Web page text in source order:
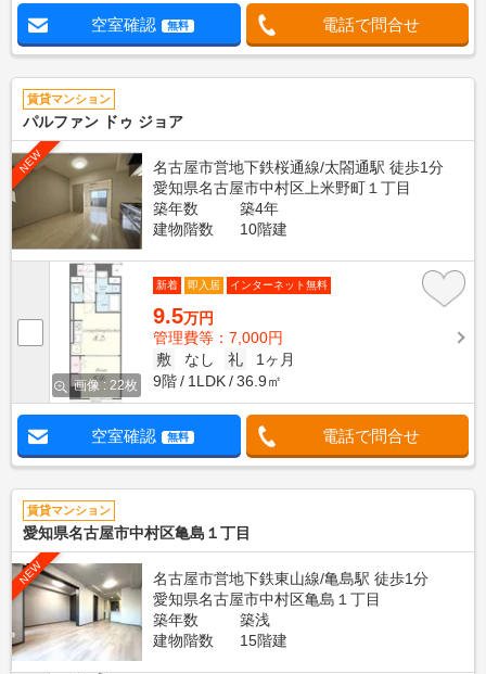
空室確認 無料 電話で問合せ
賃貸マンション
パルファン ドゥ ジョア
NEW
名古屋市営地下鉄桜通線/太閤通駅 徒歩1分
愛知県名古屋市中村区上米野町１丁目
築年数
築4年
建物階数
10階建
画像 : 22枚
新着 即入居 インターネット無料
9.5万円
管理費等：7,000円
敷
なし 礼
1ヶ月
9階
1LDK 36.9㎡
空室確認 無料 電話で問合せ
賃貸マンション
愛知県名古屋市中村区亀島１丁目
NEW
名古屋市営地下鉄東山線/亀島駅 徒歩1分
愛知県名古屋市中村区亀島１丁目
築年数
築浅
建物階数
15階建